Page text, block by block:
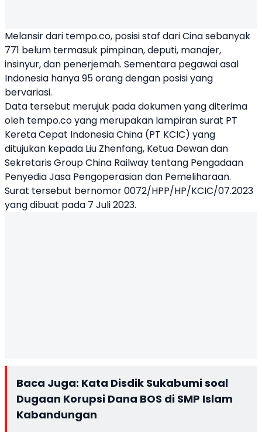
Melansir dari tempo.co, posisi staf dari Cina sebanyak
771 belum termasuk pimpinan, deputi, manajer,
insinyur, dan penerjemah. Sementara pegawai asal
Indonesia hanya 95 orang dengan posisi yang
bervariasi.
Data tersebut merujuk pada dokumen yang diterima
oleh tempo.co yang merupakan lampiran surat PT
Kereta Cepat Indonesia China (PT KCIC) yang
ditujukan kepada Liu Zhenfang, Ketua Dewan dan
Sekretaris Group China Railway tentang Pengadaan
Penyedia Jasa Pengoperasian dan Pemeliharaan.
Surat tersebut bernomor 0072/HPP/HP/KCIC/07.2023
yang dibuat pada 7 Juli 2023.
Baca Juga: Kata Disdik Sukabumi soal
Dugaan Korupsi Dana BOS di SMP Islam
Kabandungan